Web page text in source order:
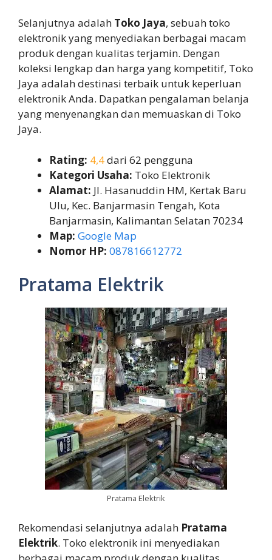
Selanjutnya adalah Toko Jaya, sebuah toko
elektronik yang menyediakan berbagai macam
produk dengan kualitas terjamin. Dengan
koleksi lengkap dan harga yang kompetitif, Toko
Jaya adalah destinasi terbaik untuk keperluan
elektronik Anda. Dapatkan pengalaman belanja
yang menyenangkan dan memuaskan di Toko
Jaya.
Rating: 4,4dari 62 pengguna
Kategori Usaha: Toko Elektronik
Alamat: Jl. Hasanuddin HM, Kertak Baru
Ulu, Kec. Banjarmasin Tengah, Kota
Banjarmasin, Kalimantan Selatan 70234
Map: Google Map
Nomor HP: 087816612772
Pratama Elektrik
Pratama Elektrik
Rekomendasi selanjutnya adalah Pratama
Elektrik. Toko elektronik ini menyediakan